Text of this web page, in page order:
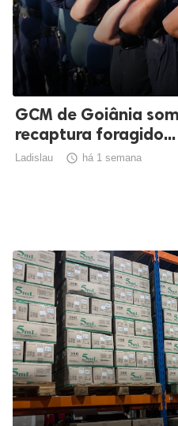
GCM de Goiânia
recaptura foragido...
Ladislau  há 1 semana